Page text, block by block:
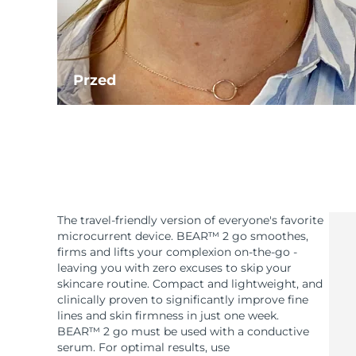
Przed
The travel-friendly version of everyone's favorite
microcurrent device. BEAR™ 2 go smoothes,
firms and lifts your complexion on-the-go -
leaving you with zero excuses to skip your
skincare routine. Compact and lightweight, and
clinically proven to significantly improve fine
lines and skin firmness in just one week.
BEAR™ 2 go must be used with a conductive
serum. For optimal results, use